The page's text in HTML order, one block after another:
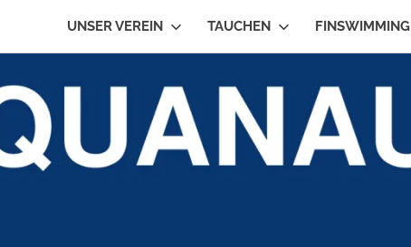
UNSER VEREIN TAUCHEN FINSWIMMING